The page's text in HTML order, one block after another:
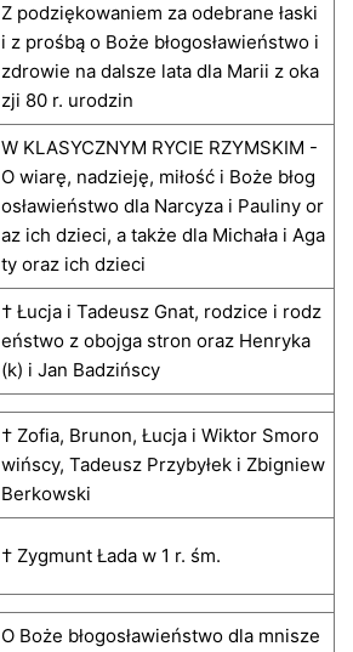
Z podziękowaniem za odebrane łaski
i z prośbą o Boże błogosławieństwo i
zdrowie na dalsze lata dla Marii z oka
zji 80 r. urodzin
W KLASYCZNYM RYCIE RZYMSKIM -
O wiarę, nadzieję, miłość i Boże błog
osławieństwo dla Narcyza i Pauliny or
az ich dzieci, a także dla Michała i Aga
ty oraz ich dzieci
† Łucja i Tadeusz Gnat, rodzice i rodz
eństwo z obojga stron oraz Henryka
(k) i Jan Badzińscy
† Zofia, Brunon, Łucja i Wiktor Smoro
wińscy, Tadeusz Przybyłek i Zbigniew
Berkowski
† Zygmunt Łada w 1 r. śm.
O Boże błogosławieństwo dla mnisze